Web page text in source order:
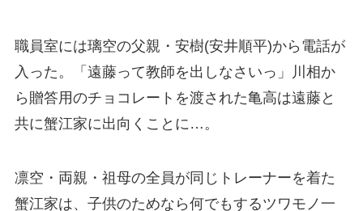
職員室には璃空の父親・安樹(安井順平)から電話が
入った。「遠藤って教師を出しなさいっ」川相か
ら贈答用のチョコレートを渡された亀高は遠藤と
共に蟹江家に出向くことに…。
凛空・両親・祖母の全員が同じトレーナーを着た
蟹江家は、子供のためなら何でもするツワモノ一